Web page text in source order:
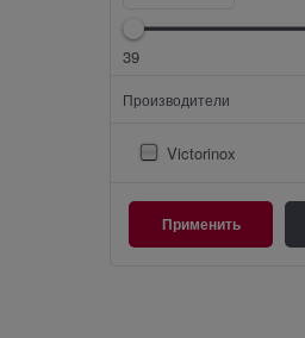
39
Производители
Victorinox